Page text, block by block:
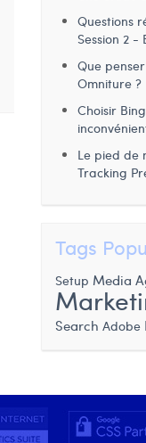
Questions
Session 2 -
Que
Omniture ?
Choisir
Le pied de
Tracking
Tags
Setup Media
Search Adobe